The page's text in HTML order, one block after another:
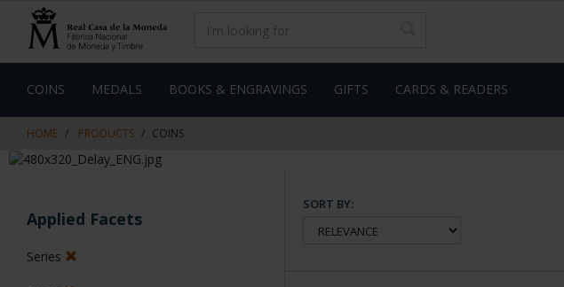
content
navigation
menu
COINS MEDALS BOOKS & ENGRAVINGS GIFTS CARDS & READERS
HOME PRODUCTS COINS
Applied Facets
Series
SORT BY: